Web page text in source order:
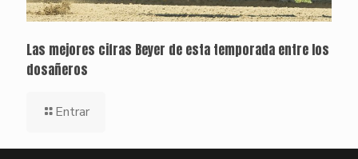
Las mejores cifras Beyer de esta temporada entre los
dosañeros
Entrar